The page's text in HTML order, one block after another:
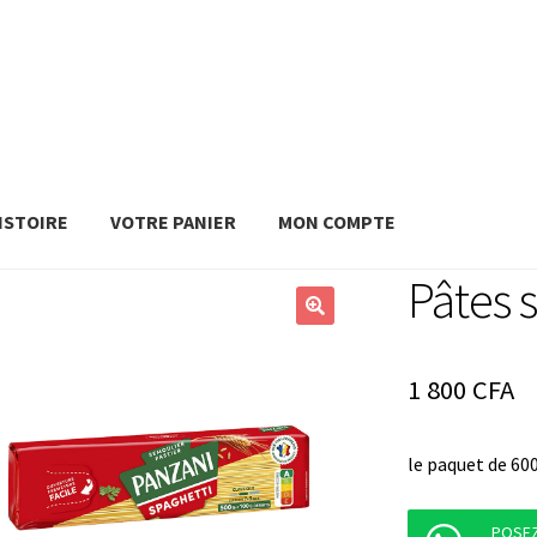
VOTRE PANIER MON COMPTE
Pâtes
1 800 CFA
le paquet de